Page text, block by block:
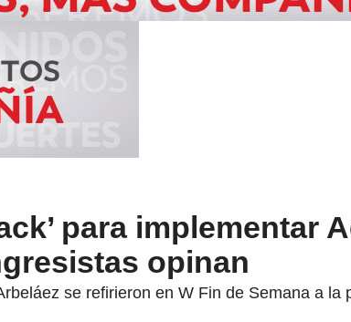
para implementar
opinan
se refirieron en W Fin de Semana a la